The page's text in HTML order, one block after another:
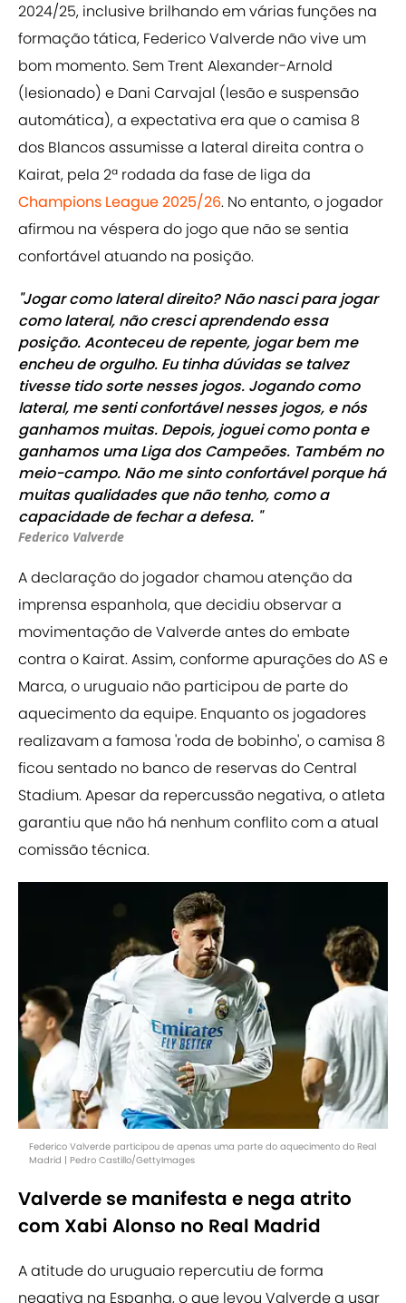
2024/25, inclusive brilhando em várias funções na
formação tática, Federico Valverde não vive um
bom momento. Sem Trent Alexander-Arnold
(lesionado) e Dani Carvajal (lesão e suspensão
automática), a expectativa era que o camisa 8
dos Blancos assumisse a lateral direita contra o
Kairat, pela 2ª rodada da fase de liga da
Champions League 2025/26. No entanto, o jogador
afirmou na véspera do jogo que não se sentia
confortável atuando na posição.
"Jogar como lateral direito? Não nasci para jogar
como lateral, não cresci aprendendo essa
posição. Aconteceu de repente, jogar bem me
encheu de orgulho. Eu tinha dúvidas se talvez
tivesse tido sorte nesses jogos. Jogando como
lateral, me senti confortável nesses jogos, e nós
ganhamos muitas. Depois, joguei como ponta e
ganhamos uma Liga dos Campeões. Também no
meio-campo. Não me sinto confortável porque há
muitas qualidades que não tenho, como a
capacidade de fechar a defesa. "
Federico Valverde
A declaração do jogador chamou atenção da
imprensa espanhola, que decidiu observar a
movimentação de Valverde antes do embate
contra o Kairat. Assim, conforme apurações do AS e
Marca, o uruguaio não participou de parte do
aquecimento da equipe. Enquanto os jogadores
realizavam a famosa 'roda de bobinho', o camisa 8
ficou sentado no banco de reservas do Central
Stadium. Apesar da repercussão negativa, o atleta
garantiu que não há nenhum conflito com a atual
comissão técnica.
Federico Valverde participou de apenas uma parte do aquecimento do Real
Madrid | Pedro Castillo/GettyImages
Valverde se manifesta e nega atrito
com Xabi Alonso no Real Madrid
A atitude do uruguaio repercutiu de forma
negativa na Espanha, o que levou Valverde a usar